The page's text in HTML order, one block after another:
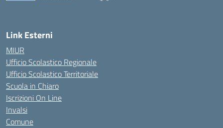
Link Esterni
MIUR
Ufficio Scolastico Regionale
Ufficio Scolastico Territoriale
Scuola in Chiaro
Iscrizioni On Line
Invalsi
Comune